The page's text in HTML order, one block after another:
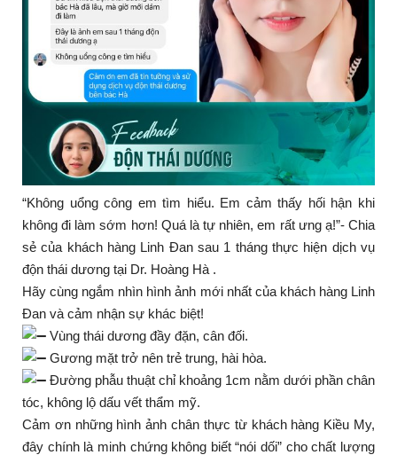
“Không uổng công em tìm hiểu. Em cảm thấy hối hận khi
không đi làm sớm hơn! Quá là tự nhiên, em rất ưng ạ!”- Chia
sẻ của khách hàng Linh Đan sau 1 tháng thực hiện dịch vụ
độn thái dương tại Dr. Hoàng Hà .
Hãy cùng ngắm nhìn hình ảnh mới nhất của khách hàng Linh
Đan và cảm nhận sự khác biệt!
Vùng thái dương đầy đặn, cân đối.
Gương mặt trở nên trẻ trung, hài hòa.
Đường phẫu thuật chỉ khoảng 1cm nằm dưới phần chân
tóc, không lộ dấu vết thẩm mỹ.
Cảm ơn những hình ảnh chân thực từ khách hàng Kiều My,
đây chính là minh chứng không biết “nói dối” cho chất lượng